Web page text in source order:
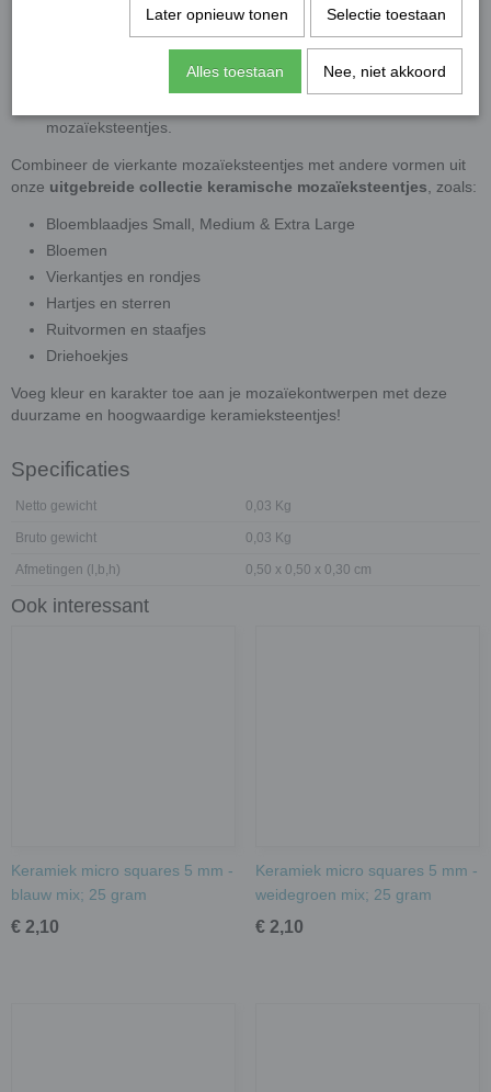
Binnen- en buitentoepassingen zoals tafels, spiegels en
Ideal voor sierraden.
mozaïeksteentjes.
Combineer de vierkante mozaïeksteentjes met andere vormen uit
onze uitgebreide collectie keramische mozaïeksteentjes , zoals:
Bloemblaadjes Small, Medium & Extra Large
Bloemen
Vierkantjes en rondjes
Hartjes en sterren
Ruitvormen en staafjes
Driehoekjes
Voeg kleur en karakter toe aan je mozaïekontwerpen met deze
duurzame en hoogwaardige keramieksteentjes!
Specificaties
Netto gewicht 0,03 Kg
Bruto gewicht 0,03 Kg
Afmetingen (l,b,h) 0,50 x 0,50 x 0,30 cm
Ook interessant
Keramiek micro squares 5 mm -
blauw mix; 25 gram
€ 2,10
Keramiek micro squares 5 mm -
weidegroen mix; 25 gram
€ 2,10
Later opnieuw tonen Selectie toestaan
Alles toestaan Nee, niet akkoord